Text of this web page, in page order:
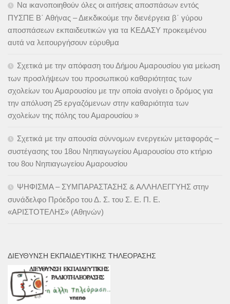
Να ικανοποιηθούν όλες οι αιτήσεις αποσπάσων εντός
ΠΥΣΠΕ Β΄ Αθήνας – Διεκδικούμε την διενέργεια β΄ γύρου
αποσπάσεων εκπαιδευτικών για τα ΚΕΔΑΣΥ προκειμένου
αυτά να λειτουργήσουν εύρυθμα
Σχετικά με την απόφαση του Δήμου Αμαρουσίου για μείωση
των προσλήψεων του προσωπικού καθαριότητας των
σχολείων του Αμαρουσίου με την οποία ανοίγει ο δρόμος για
την απόλυση 25 εργαζόμενων στην καθαριότητα των
σχολείων της πόλης του Αμαρουσίου »
Σχετικά με την απουσία σύννομων ενεργειών μεταφοράς –
συστέγασης του 18ου Νηπιαγωγείου Αμαρουσίου στο κτήριο
του 8ου Νηπιαγωγείου Αμαρουσίου
ΨΗΦΙΣΜΑ – ΣΥΜΠΑΡΑΣΤΑΣΗΣ & ΑΛΛΗΛΕΓΓΥΗΣ στην
συνάδελφο Πρόεδρο του Δ. Σ. του Σ. Ε. Π. Ε.
«ΑΡΙΣΤΟΤΕΛΗΣ» (Αθηνών)
ΔΙΕΎΘΥΝΣΗ ΕΚΠΑΙΔΕΥΤΙΚΉΣ ΤΗΛΕΌΡΑΣΗΣ